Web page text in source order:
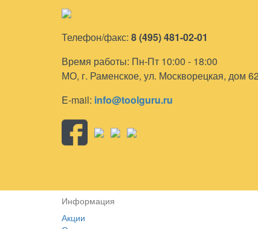
Телефон/факс: 8 (495) 481-02-01
Время работы: Пн-Пт 10:00 - 18:00
МО, г. Раменское, ул. Москворецкая, дом
E-mail: info@toolguru.ru
Информация
Акции